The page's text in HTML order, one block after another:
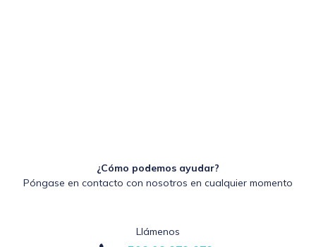
¿Cómo podemos ayudar?
Póngase en contacto con nosotros en cualquier momento
Llámenos